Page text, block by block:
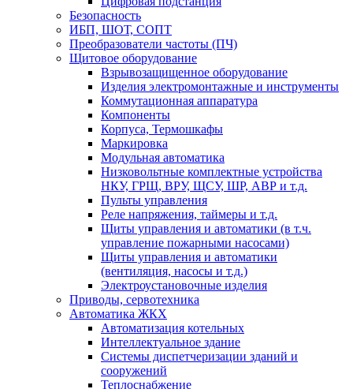
Безопасность
ИБП, ШОТ, СОПТ
Преобразователи частоты (ПЧ)
Щитовое оборудование
Взрывозащищенное оборудование
Изделия электромонтажные и инструменты
Коммутационная аппаратура
Компоненты
Корпуса, Термошкафы
Маркировка
Модульная автоматика
Низковольтные комплектные устройства
НКУ, ГРЩ, ВРУ, ЩСУ, ШР, АВР и т.д.
Пульты управления
Реле напряжения, таймеры и т.д.
Щиты управления и автоматики (в т.ч.
управление пожарными насосами)
Щиты управления и автоматики
(вентиляция, насосы и т.д.)
Электроустановочные изделия
Приводы, сервотехника
Автоматика ЖКХ
Автоматизация котельных
Интеллектуальное здание
Системы диспетчеризации зданий и
сооружений
Теплоснабжение